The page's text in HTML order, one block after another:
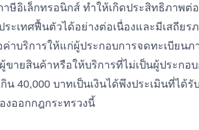
ษีอิเล็กทรอนิกส์ ทำให้เกิดประสิทธิภาพต่
ระเทศฟื้นตัวได้อย่างต่อเนื่องและมีเสถีย
ค่าบริการให้แก่ผู้ประกอบการจดทะเบียน
ขายสินค้าหรือให้บริการที่ไม่เป็นผู้ประกอ
40,000 บาทเป็นเงินได้พึงประเมินที่ได้รั
งออกกฎกระทรวงนี้